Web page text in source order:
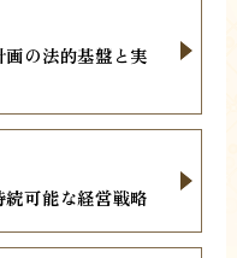
の法的基盤と実
可能な経営戦略